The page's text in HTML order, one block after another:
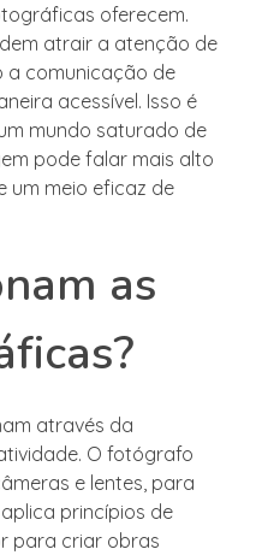
oferecem.
atrair a atenção de
a comunicação de
acessível. Isso é
mundo saturado de
pode falar mais alto
um meio eficaz de
as
através da
O fotógrafo
e lentes, para
princípios de
para criar obras